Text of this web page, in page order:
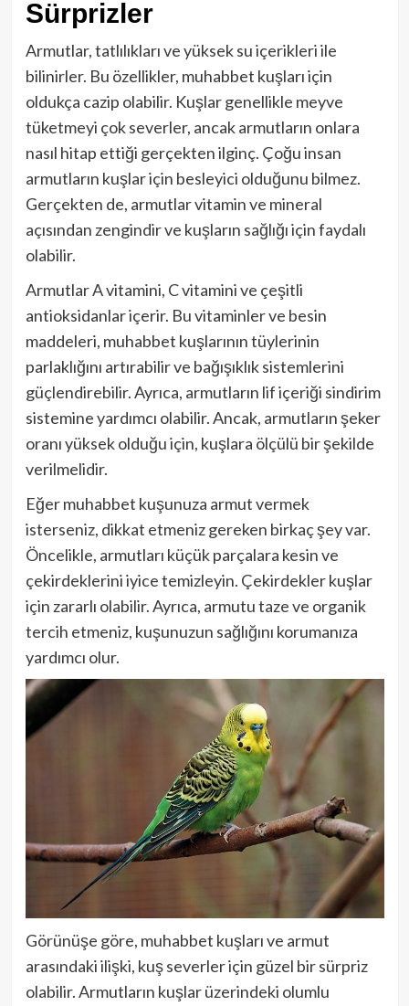
Sürprizler
Armutlar, tatlılıkları ve yüksek su içerikleri ile
bilinirler. Bu özellikler, muhabbet kuşları için
oldukça cazip olabilir. Kuşlar genellikle meyve
tüketmeyi çok severler, ancak armutların onlara
nasıl hitap ettiği gerçekten ilginç. Çoğu insan
armutların kuşlar için besleyici olduğunu bilmez.
Gerçekten de, armutlar vitamin ve mineral
açısından zengindir ve kuşların sağlığı için faydalı
olabilir.
Armutlar A vitamini, C vitamini ve çeşitli
antioksidanlar içerir. Bu vitaminler ve besin
maddeleri, muhabbet kuşlarının tüylerinin
parlaklığını artırabilir ve bağışıklık sistemlerini
güçlendirebilir. Ayrıca, armutların lif içeriği sindirim
sistemine yardımcı olabilir. Ancak, armutların şeker
oranı yüksek olduğu için, kuşlara ölçülü bir şekilde
verilmelidir.
Eğer muhabbet kuşunuza armut vermek
isterseniz, dikkat etmeniz gereken birkaç şey var.
Öncelikle, armutları küçük parçalara kesin ve
çekirdeklerini iyice temizleyin. Çekirdekler kuşlar
için zararlı olabilir. Ayrıca, armutu taze ve organik
tercih etmeniz, kuşunuzun sağlığını korumanıza
yardımcı olur.
Görünüşe göre, muhabbet kuşları ve armut
arasındaki ilişki, kuş severler için güzel bir sürpriz
olabilir. Armutların kuşlar üzerindeki olumlu